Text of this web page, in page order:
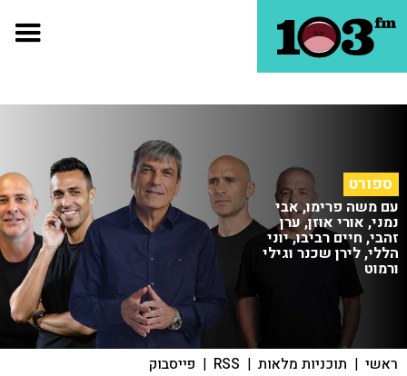
ספורט
עם משה פרימו, אבי
נמני, אורי אוזן, ערן
זהבי, חיים רביבו, יוני
הללי, לירן שכנר וגילי
ורמוט
ראשי | תוכניות מלאות |
RSS
| פייסבוק